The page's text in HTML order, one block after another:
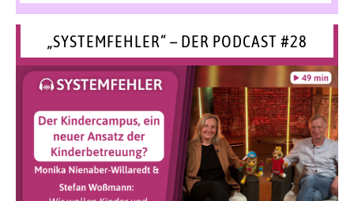
„SYSTEMFEHLER“ – DER PODCAST #28